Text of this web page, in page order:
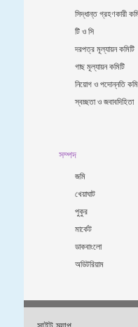
সিদ্ধান্ত গ্রহণকারী
টি ও সি
দরপত্র মূল্যায়ন কমিটি
গাছ মূল্যায়ন কমিটি
নিয়োগ ও পদোন্নতি
স্বচ্ছতা ও জবাবদিহিতা
সম্পদ
জমি
খেয়াঘাট
পুকুর
মার্কেট
ডাকবাংলো
অডিটরিয়াম